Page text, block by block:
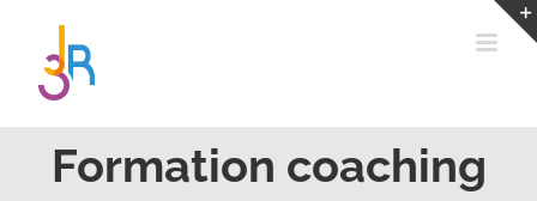
contenu
Formation coaching